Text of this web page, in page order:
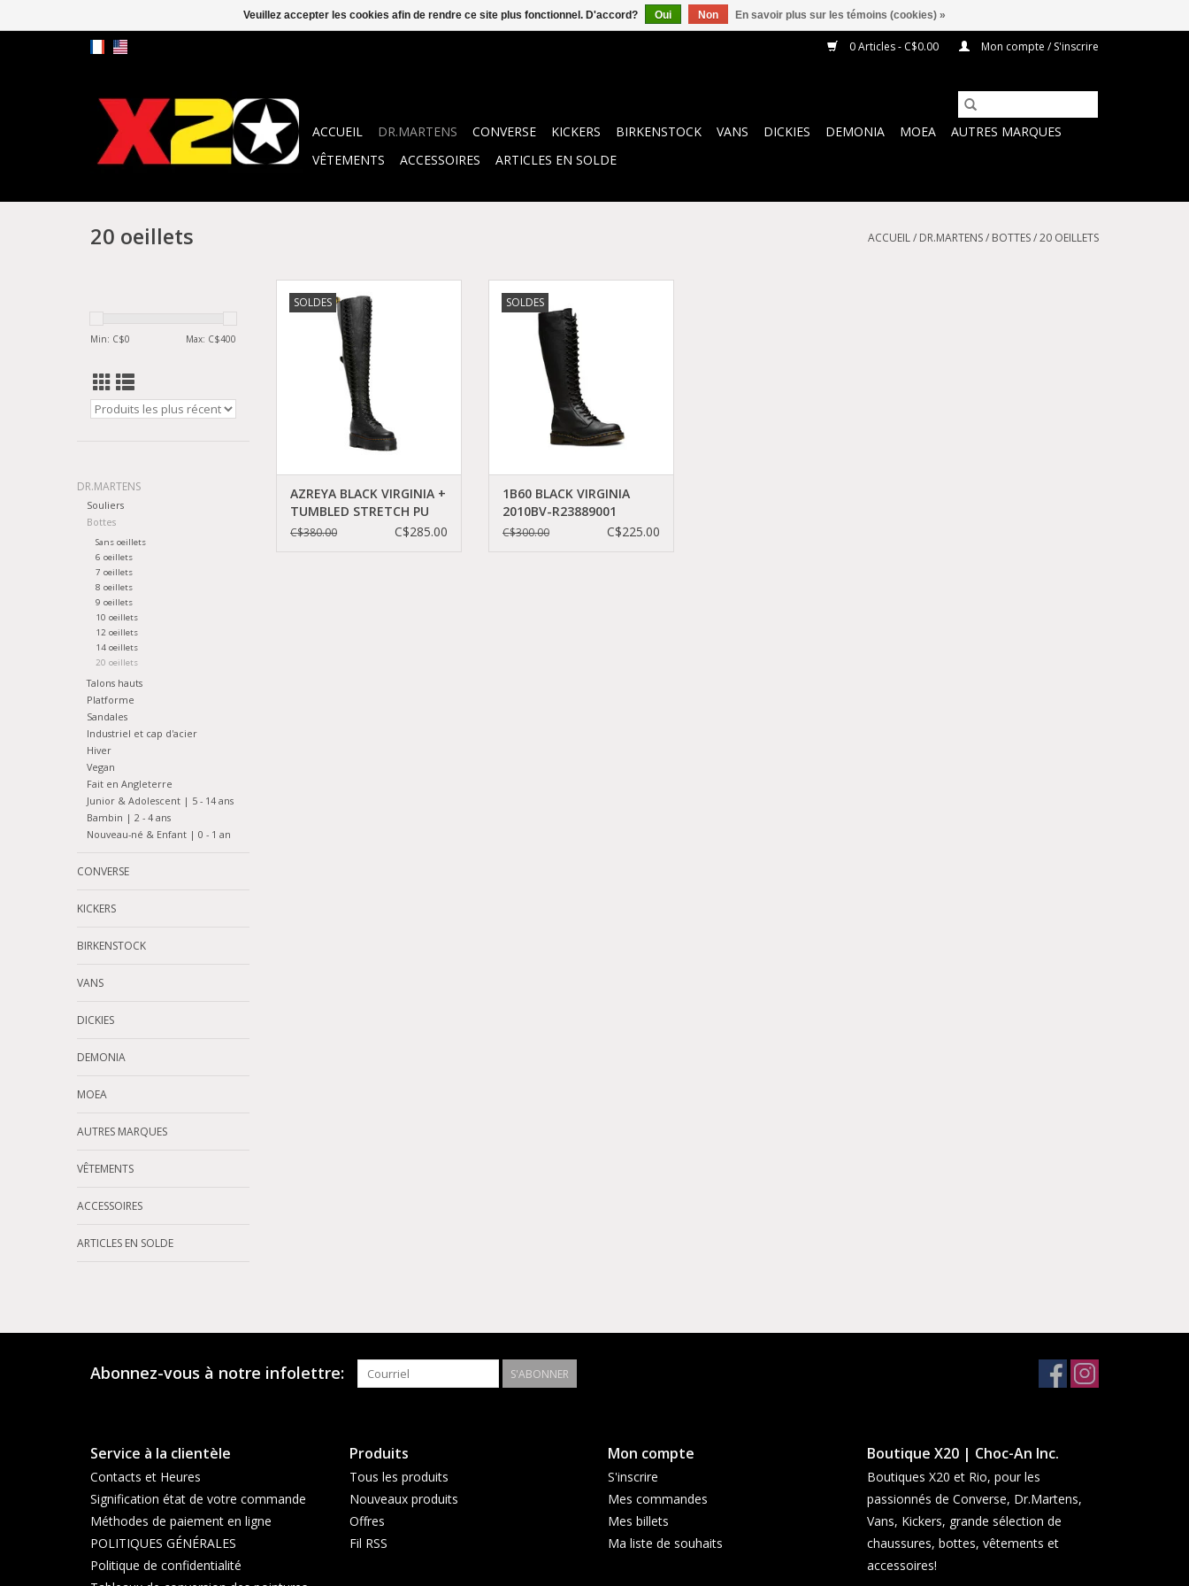
0 Articles - C$0.00 Mon compte / S'inscrire
ACCUEIL DR.MARTENS CONVERSE KICKERS BIRKENSTOCK VANS DICKIES DEMONIA MOEA
AUTRES MARQUES
VÊTEMENTS
ACCESSOIRES ARTICLES EN SOLDE
20 oeillets ACCUEIL/ DR.MARTENS/ BOTTES/20 OEILLETS
Min: C$0 Max: C$400
DR.MARTENS
Souliers
Bottes
Sans oeillets
6 oeillets
7 oeillets
8 oeillets
9 oeillets
10 oeillets
12 oeillets
14 oeillets
20 oeillets
Talons hauts
Platforme
Sandales
Industriel et cap d'acier
Hiver
Vegan
Fait en Angleterre
Junior & Adolescent | 5 - 14 ans
Bambin | 2 - 4 ans
Nouveau-né & Enfant | 0 - 1 an
CONVERSE
KICKERS
BIRKENSTOCK
VANS
DICKIES
DEMONIA
MOEA
AUTRES MARQUES
VÊTEMENTS
ACCESSOIRES
ARTICLES EN SOLDE
SOLDES
TUMBLED STRETCH PU BLACK
PISA 3057B-R27360001
AJOUTER AU PANIER
AZREYA BLACK VIRGINIA +
TUMBLED STRETCH PU
BLACK PISA 3057B-
C$380.00 C$285.00
SOLDES
R23889001
AJOUTER AU PANIER
1B60 BLACK VIRGINIA
2010BV-R23889001
C$300.00 C$225.00
Abonnez-vous à notre infolettre: S'ABONNER
Service à la clientèle
Contacts et Heures
Signification état de votre commande
Méthodes de paiement en ligne
POLITIQUES GÉNÉRALES
Politique de confidentialité
Produits
Tous les produits
Nouveaux produits
Offres
Fil RSS
Mon compte
S'inscrire
Mes commandes
Mes billets
Ma liste de souhaits
Boutique X20 | Choc-An Inc.
Boutiques X20 et Rio, pour les
passionnés de Converse, Dr.Martens,
Vans, Kickers, grande sélection de
chaussures, bottes, vêtements et
accessoires!
Veuillez accepter les cookies afin de rendre ce site plus fonctionnel. D'accord? Oui Non En savoir plus sur les témoins (cookies) »